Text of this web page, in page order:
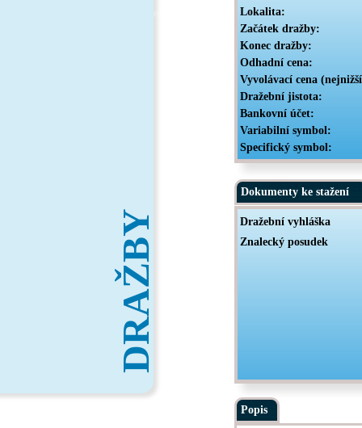
DRAŽBY
Lokalita:
Začátek dražby:
Konec dražby:
Odhadní cena:
Vyvolávací cena
Dražební jistota:
Bankovní účet:
Variabilní symbol:
Specifický symbol:
Dokumenty ke stažení
Dražební vyhláška
Znalecký posudek
Popis